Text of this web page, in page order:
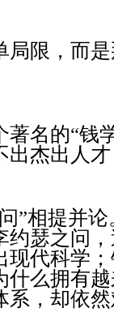
局限，而
名的“钱
出杰出人
”相提并
约瑟之问
现代科学
什么拥有
系，却依